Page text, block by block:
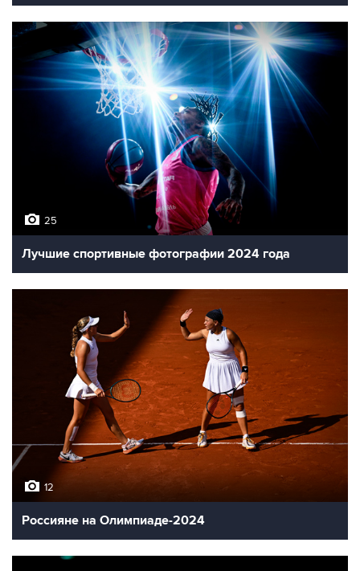
25
Лучшие спортивные фотографии 2024 года
12
Россияне на Олимпиаде-2024